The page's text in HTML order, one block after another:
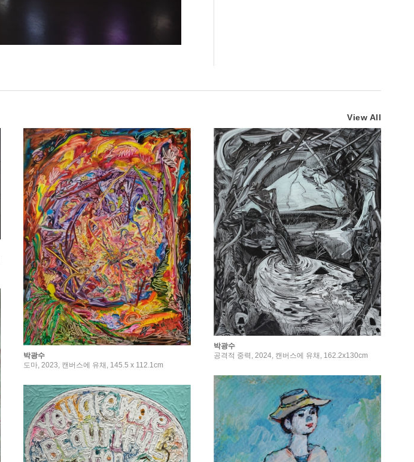
View All
박광수
도마, 2023, 캔버스에 유채, 145.5 x 112.1cm
박광수
공격적 중력, 2024, 캔버스에 유채, 162.2x130cm